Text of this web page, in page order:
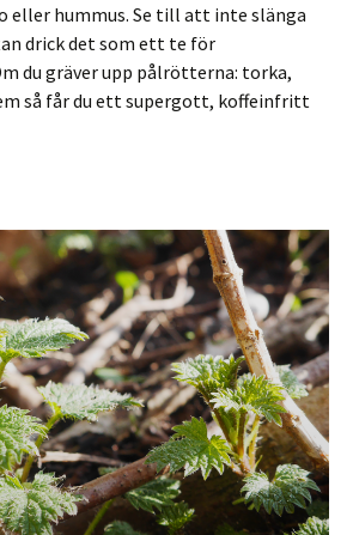
eller hummus. Se till att inte slänga
drick det som ett te för
du gräver upp pålrötterna: torka,
så får du ett supergott, koffeinfritt